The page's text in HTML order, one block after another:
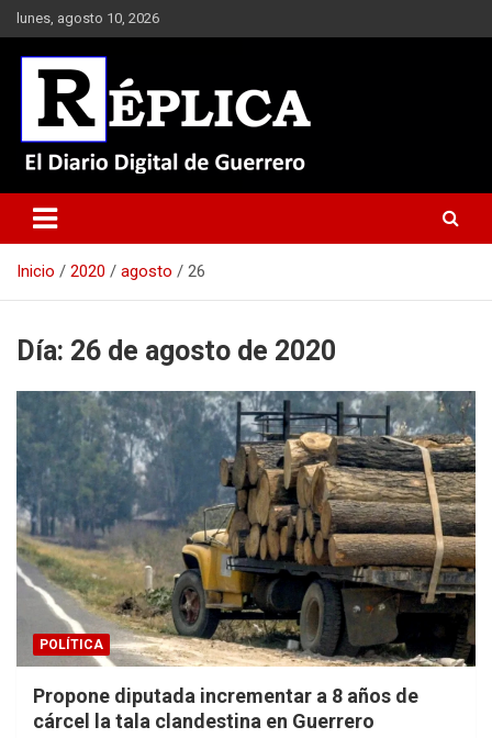
Saltar
al
contenido
lunes, agosto 10, 2026
Réplica
Inicio 2020 agosto 26
Día: 26 de agosto de 2020
POLÍTICA
Propone diputada incrementar a 8 años de
cárcel la tala clandestina en Guerrero